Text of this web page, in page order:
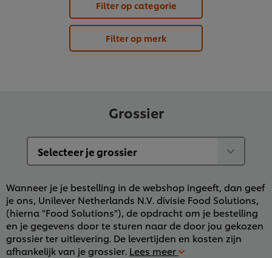
Filter op categorie
Filter op merk
Grossier
Wanneer je je bestelling in de webshop ingeeft, dan geef
je ons, Unilever Netherlands N.V. divisie Food Solutions,
(hierna "Food Solutions"), de opdracht om je bestelling
en je gegevens door te sturen naar de door jou gekozen
grossier ter uitlevering. De levertijden en kosten zijn
afhankelijk van je grossier. Lees meer